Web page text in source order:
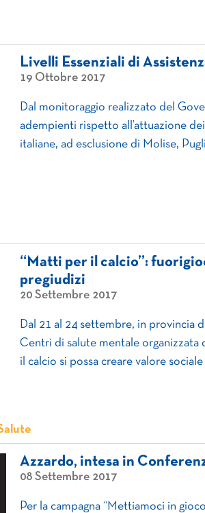
Livelli Essenziali di
19 Ottobre 2017
Dal monitoraggio realizzato del
adempienti rispetto all’attuazione
italiane, ad esclusione di Molise,
“Matti per il calcio”:
pregiudizi
20 Settembre 2017
Dal 21 al 24 settembre, in provincia
Centri di salute mentale
il calcio si possa creare valore
Azzardo, intesa in
08 Settembre 2017
Per la campagna “Mettiamoci in